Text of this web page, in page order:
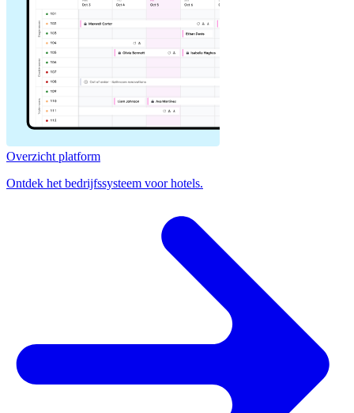
Overzicht platform
Ontdek het bedrijfssysteem voor hotels.